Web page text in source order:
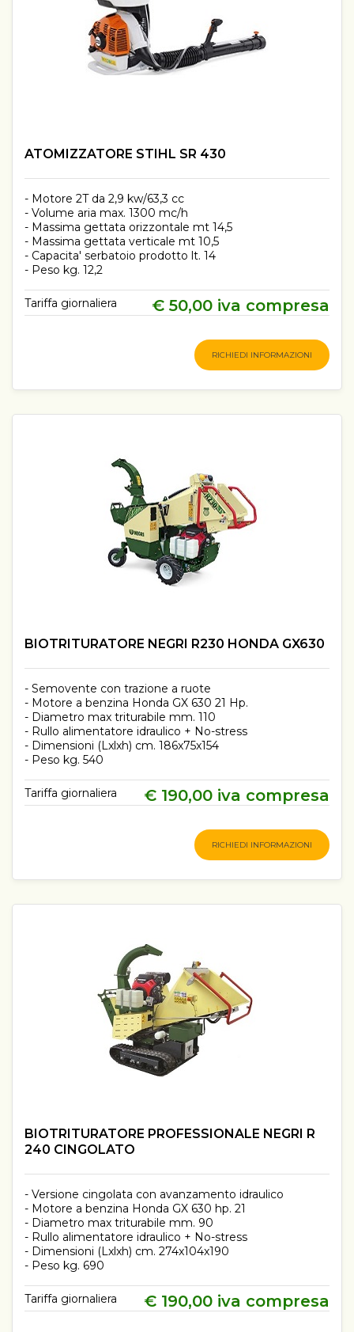
ATOMIZZATORE STIHL SR 430
- Motore 2T da 2,9 kw/63,3 cc
- Volume aria max. 1300 mc/h
- Massima gettata orizzontale mt 14,5
- Massima gettata verticale mt 10,5
- Capacita' serbatoio prodotto lt. 14
- Peso kg. 12,2
Tariffa giornaliera € 50,00 iva compresa
RICHIEDI INFORMAZIONI
BIOTRITURATORE NEGRI R230 HONDA GX630
- Semovente con trazione a ruote
- Motore a benzina Honda GX 630 21 Hp.
- Diametro max triturabile mm. 110
- Rullo alimentatore idraulico + No-stress
- Dimensioni (Lxlxh) cm. 186x75x154
- Peso kg. 540
Tariffa giornaliera € 190,00 iva compresa
RICHIEDI INFORMAZIONI
BIOTRITURATORE PROFESSIONALE NEGRI R
240 CINGOLATO
- Versione cingolata con avanzamento idraulico
- Motore a benzina Honda GX 630 hp. 21
- Diametro max triturabile mm. 90
- Rullo alimentatore idraulico + No-stress
- Dimensioni (Lxlxh) cm. 274x104x190
- Peso kg. 690
Tariffa giornaliera € 190,00 iva compresa